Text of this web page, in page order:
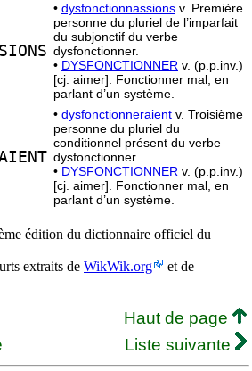
• dysfonctionnassions v. Première
personne du pluriel de l’imparfait
du subjonctif du verbe
dysfonctionner.
• DYSFONCTIONNER v. (p.p.inv.)
[cj. aimer]. Fonctionner mal, en
parlant d’un système.
• dysfonctionneraient v. Troisième
personne du pluriel du
conditionnel présent du verbe
dysfonctionner.
• DYSFONCTIONNER v. (p.p.inv.)
[cj. aimer]. Fonctionner mal, en
parlant d’un système.
édition du dictionnaire officiel du
extraits de WikWik.org
et de
Haut de page
Liste suivante